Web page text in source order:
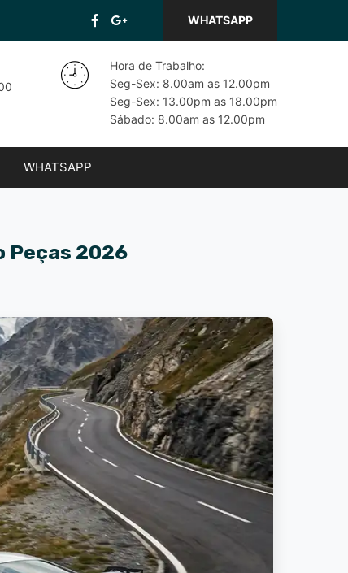
WHATSAPP
Hora de Trabalho:
Seg-Sex: 8.00am as 12.00pm
Seg-Sex: 13.00pm as 18.00pm
Sábado: 8.00am as 12.00pm
WHATSAPP
Peças 2026